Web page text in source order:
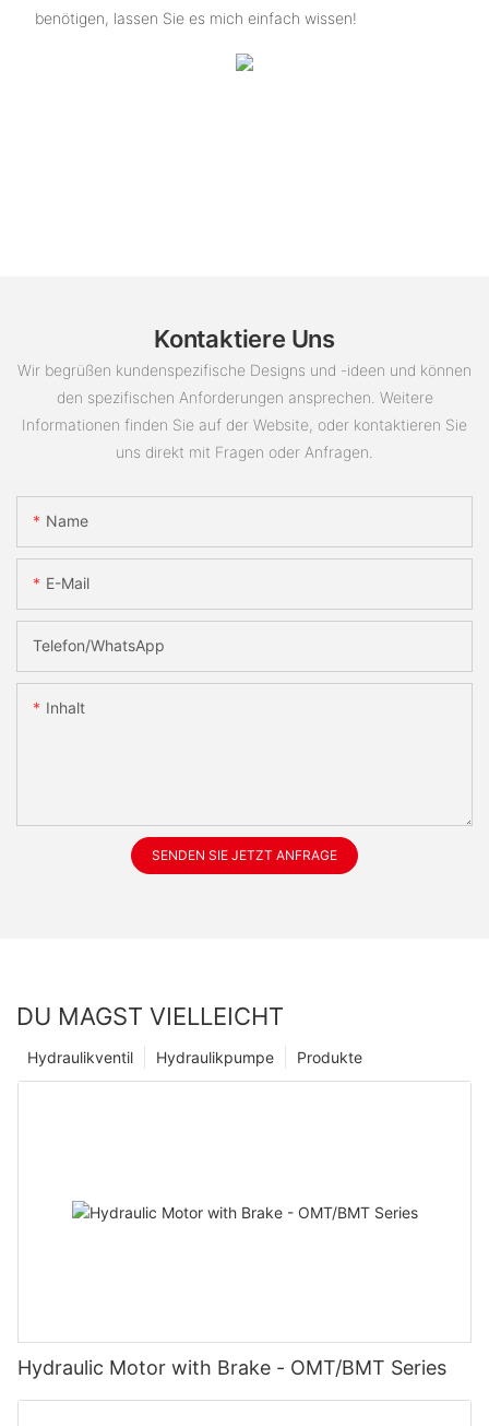
benötigen, lassen Sie es mich einfach wissen!
Kontaktiere Uns
Wir begrüßen kundenspezifische Designs und -ideen und können
den spezifischen Anforderungen ansprechen. Weitere
Informationen finden Sie auf der Website, oder kontaktieren Sie
uns direkt mit Fragen oder Anfragen.
Name
E-Mail
Telefon/WhatsApp
Inhalt
SENDEN SIE JETZT ANFRAGE
DU MAGST VIELLEICHT
Produkte
Hydraulikpumpe
Hydraulikventil
Hydraulic Motor with Brake - OMT/BMT Series